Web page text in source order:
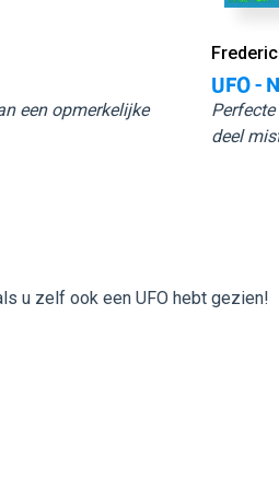
een opmerkelijke
UFO -
deel
u zelf ook een UFO hebt gezien!